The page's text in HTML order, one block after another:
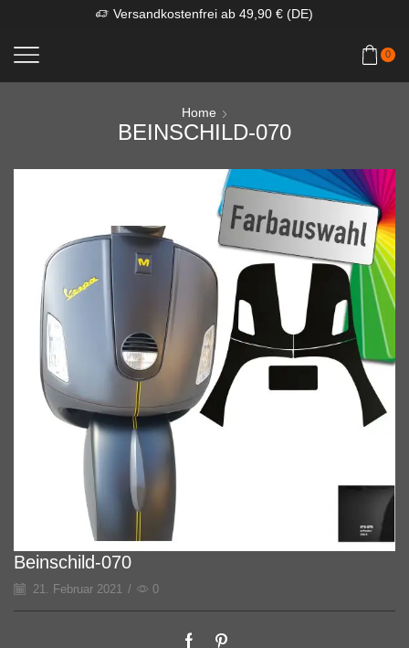
Versandkostenfrei ab 49,90 € (DE)
0
Home
BEINSCHILD-070
Beinschild-070
21. Februar 2021 / 0